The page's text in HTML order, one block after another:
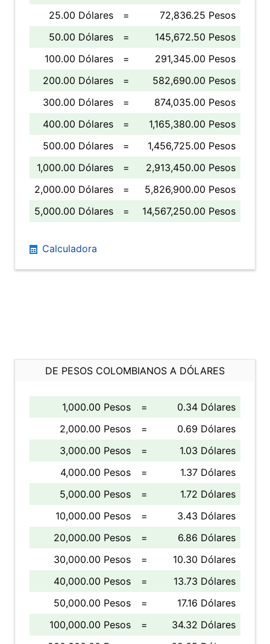
25.00 Dólares
=
72,836.25 Pesos
50.00 Dólares
=
145,672.50 Pesos
100.00 Dólares
=
291,345.00 Pesos
200.00 Dólares
=
582,690.00 Pesos
300.00 Dólares
=
874,035.00 Pesos
400.00 Dólares
=
1,165,380.00 Pesos
500.00 Dólares
=
1,456,725.00 Pesos
1,000.00 Dólares
=
2,913,450.00 Pesos
2,000.00 Dólares
=
5,826,900.00 Pesos
5,000.00 Dólares
= 14,567,250.00 Pesos
Calculadora
DE PESOS COLOMBIANOS A DÓLARES
1,000.00 Pesos =
0.34 Dólares
2,000.00 Pesos
=
0.69 Dólares
3,000.00 Pesos
=
1.03 Dólares
4,000.00 Pesos
=
1.37 Dólares
5,000.00 Pesos
=
1.72 Dólares
10,000.00 Pesos
=
3.43 Dólares
20,000.00 Pesos
=
6.86 Dólares
30,000.00 Pesos
=
10.30 Dólares
40,000.00 Pesos
=
13.73 Dólares
50,000.00 Pesos
=
17.16 Dólares
100,000.00 Pesos
=
34.32 Dólares